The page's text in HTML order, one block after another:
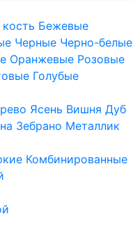
Бежевые
Черные Черно-белые
Оранжевые Розовые
Голубые
Ясень Вишня Дуб
Зебрано Металлик
Комбинированные